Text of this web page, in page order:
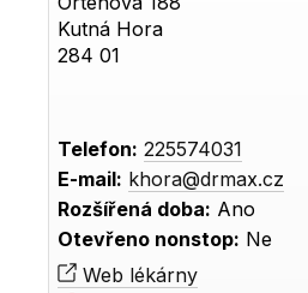
Kutná Hora
284 01
Telefon: 225574031
E-mail: khora@drmax.cz
Rozšířená doba: Ano
Otevřeno nonstop: Ne
Web lékárny